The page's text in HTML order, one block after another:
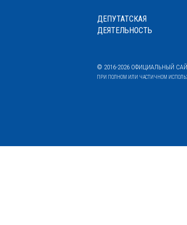
ДЕПУТАТСКАЯ
ДЕЯТЕЛЬНОСТЬ
© 2016-2026 ОФИЦИАЛЬНЫЙ
ПРИ ПОЛНОМ ИЛИ ЧАСТИЧНОМ